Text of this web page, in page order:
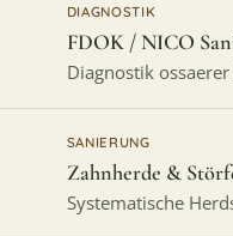
DIAGNOSTIK
FDOK / NICO
Diagnostik
SANIERUNG
Zahnherde &
Systematische